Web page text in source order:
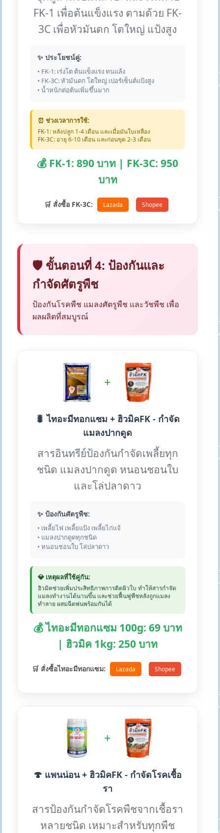
FK-1 เพื่อต้นแข็งแรง ตามด้วย FK-
3C เพื่อหัวมันดก โตใหญ่ แป้งสูง
✨ ประโยชน์คู่:
• FK-1: เร่งโต ต้นแข็งแรง ทนแล้ง
• FK-3C: หัวมันดก โตใหญ่ เปอร์เซ็นต์แป้งสูง
• น้ำหนักต่อต้นเพิ่มขึ้นมาก
⏰ ช่วงเวลาการใช้:
FK-1: หลังปลูก 1-4 เดือน และเมื่อมันใบเหลือง
FK-3C: อายุ 6-10 เดือน และก่อนขุด 2-3 เดือน
💰 FK-1: 890 บาท | FK-3C: 950
บาท
🛒 สั่งซื้อ FK-3C: Lazada Shopee
🛡️ ขั้นตอนที่ 4: ป้องกันและ
กำจัดศัตรูพืช
ป้องกันโรคพืช แมลงศัตรูพืช และวัชพืช เพื่อ
ผลผลิตที่สมบูรณ์
+
🐛 ไทอะมีทอกแซม + ฮิวมิคFK - กำจัด
แมลงปากดูด
สารอินทรีย์ป้องกันกำจัดเพลี้ยทุก
ชนิด แมลงปากดูด หนอนชอนใบ
และโล่ปลาดาว
✨ ป้องกันศัตรูพืช:
• เพลี้ยไฟ เพลี้ยแป้ง เพลี้ยไก่แจ้
• แมลงปากดูดทุกชนิด
• หนอนชอนใบ โล่ปลาดาว
💎 เหตุผลที่ใช้คู่กัน:
ฮิวมิคช่วยเพิ่มประสิทธิภาพการติดผิวใบ ทำให้สารกำจัด
แมลงทำงานได้นานขึ้น และช่วยฟื้นฟูพืชหลังถูกแมลง
ทำลาย ผสมฉีดพ่นพร้อมกันได้
💰 ไทอะมีทอกแซม 100g: 69 บาท
| ฮิวมิค 1kg: 250 บาท
🛒 สั่งซื้อไทอะมีทอกแซม: Lazada Shopee
+
🍄 แพนน่อน + ฮิวมิคFK - กำจัดโรคเชื้อ
รา
สารป้องกันกำจัดโรคพืชจากเชื้อรา
หลายชนิด เหมาะสำหรับทุกพืช